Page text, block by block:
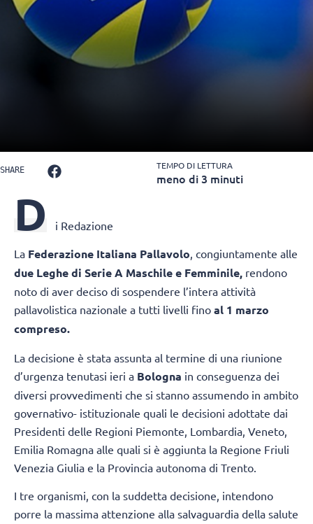
SHARE TEMPO DI LETTURA
meno di 3 minuti
D i Redazione
La Federazione Italiana Pallavolo, congiuntamente alle
due Leghe di Serie A Maschile e Femminile, rendono
noto di aver deciso di sospendere l’intera attività
pallavolistica nazionale a tutti livelli fino al 1 marzo
compreso.
La decisione è stata assunta al termine di una riunione
d’urgenza tenutasi ieri a Bologna in conseguenza dei
diversi provvedimenti che si stanno assumendo in ambito
governativo- istituzionale quali le decisioni adottate dai
Presidenti delle Regioni Piemonte, Lombardia, Veneto,
Emilia Romagna alle quali si è aggiunta la Regione Friuli
Venezia Giulia e la Provincia autonoma di Trento.
I tre organismi, con la suddetta decisione, intendono
porre la massima attenzione alla salvaguardia della salute